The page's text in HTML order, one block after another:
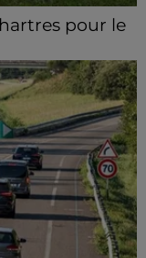
pour le
8 août les U19